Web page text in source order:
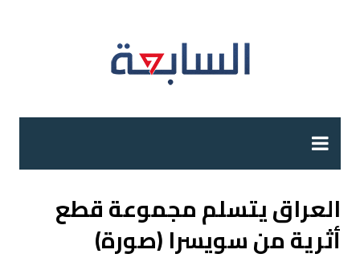
العراق يتسلم مجموعة قطع
أثرية من سويسرا (صورة)